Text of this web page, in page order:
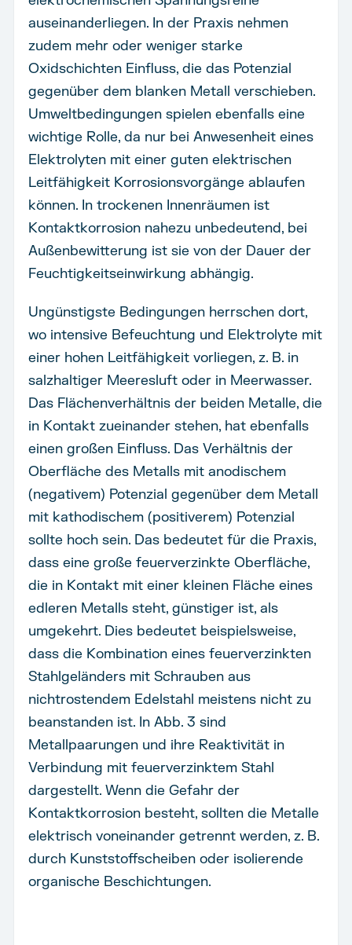
auseinanderliegen. In der Praxis nehmen
zudem mehr oder weniger starke
Oxidschichten Einfluss, die das Potenzial
gegenüber dem blanken Metall verschieben.
Umweltbedingungen spielen ebenfalls eine
wichtige Rolle, da nur bei Anwesenheit eines
Elektrolyten mit einer guten elektrischen
Leitfähigkeit Korrosionsvorgänge ablaufen
können. In trockenen Innenräumen ist
Kontaktkorrosion nahezu unbedeutend, bei
Außenbewitterung ist sie von der Dauer der
Feuchtigkeitseinwirkung abhängig.
Ungünstigste Bedingungen herrschen dort,
wo intensive Befeuchtung und Elektrolyte mit
einer hohen Leitfähigkeit vorliegen, z. B. in
salzhaltiger Meeresluft oder in Meerwasser.
Das Flächenverhältnis der beiden Metalle, die
in Kontakt zueinander stehen, hat ebenfalls
einen großen Einfluss. Das Verhältnis der
Oberfläche des Metalls mit anodischem
(negativem) Potenzial gegenüber dem Metall
mit kathodischem (positiverem) Potenzial
sollte hoch sein. Das bedeutet für die Praxis,
dass eine große feuerverzinkte Oberfläche,
die in Kontakt mit einer kleinen Fläche eines
edleren Metalls steht, günstiger ist, als
umgekehrt. Dies bedeutet beispielsweise,
dass die Kombination eines feuerverzinkten
Stahlgeländers mit Schrauben aus
nichtrostendem Edelstahl meistens nicht zu
beanstanden ist. In Abb. 3 sind
Metallpaarungen und ihre Reaktivität in
Verbindung mit feuerverzinktem Stahl
dargestellt. Wenn die Gefahr der
Kontaktkorrosion besteht, sollten die Metalle
elektrisch voneinander getrennt werden, z. B.
durch Kunststoffscheiben oder isolierende
organische Beschichtungen.